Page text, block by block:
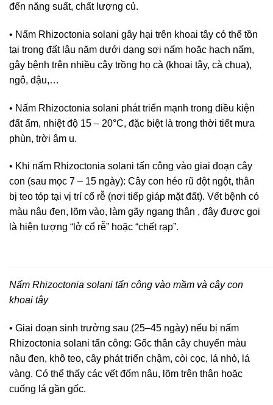
đến năng suất, chất lượng củ.
• Nấm Rhizoctonia solani gây hại trên khoai tây có thể tồn
tại trong đất lâu năm dưới dạng sợi nấm hoặc hạch nấm,
gây bệnh trên nhiều cây trồng họ cà (khoai tây, cà chua),
ngô, đậu,…
• Nấm Rhizoctonia solani phát triển mạnh trong điều kiện
đất ẩm, nhiệt độ 15 – 20°C, đặc biệt là trong thời tiết mưa
phùn, trời âm u.
• Khi nấm Rhizoctonia solani tấn công vào giai đoạn cây
con (sau mọc 7 – 15 ngày): Cây con héo rũ đột ngột, thân
bị teo tóp tại vị trí cổ rễ (nơi tiếp giáp mặt đất). Vết bệnh có
màu nâu đen, lõm vào, làm gãy ngang thân , đây được gọi
là hiện tượng “lở cổ rễ” hoặc “chết rạp”.
Nấm Rhizoctonia solani tấn công vào mầm và cây con
khoai tây
• Giai đoạn sinh trưởng sau (25–45 ngày) nếu bị nấm
Rhizoctonia solani tấn công: Gốc thân cây chuyển màu
nâu đen, khô teo, cây phát triển chậm, còi cọc, lá nhỏ, lá
vàng. Có thể thấy các vết đốm nâu, lõm trên thân hoặc
cuống lá gần gốc.